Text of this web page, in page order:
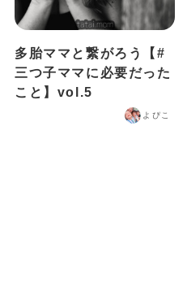
多胎ママと繋がろう【#
三つ子ママに必要だった
こと】vol.5
よぴこ